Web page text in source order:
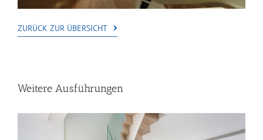
ZURÜCK ZUR ÜBERSICHT
Weitere Ausführungen